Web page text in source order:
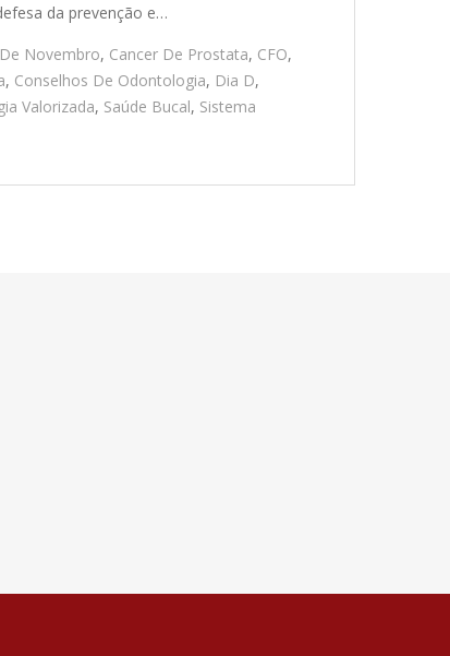
da prevenção e…
Novembro, Cancer De Prostata, CFO,
, Conselhos De Odontologia, Dia D,
Valorizada, Saúde Bucal, Sistema